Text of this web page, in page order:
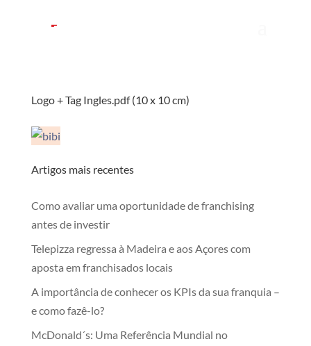
Logo + Tag Ingles.pdf (10 x 10 cm)
Artigos mais recentes
Como avaliar uma oportunidade de franchising
antes de investir
Telepizza regressa à Madeira e aos Açores com
aposta em franchisados locais
A importância de conhecer os KPIs da sua franquia –
e como fazê-lo?
McDonald´s: Uma Referência Mundial no